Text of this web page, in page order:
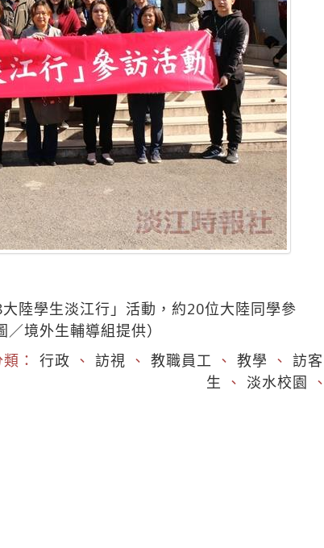
陸學生淡江行」活動，約20位大陸同學參
境外生輔導組提供）
： 行政 、 訪視 、 教職員工 、 教學 、 訪客
生 、 淡水校園 、